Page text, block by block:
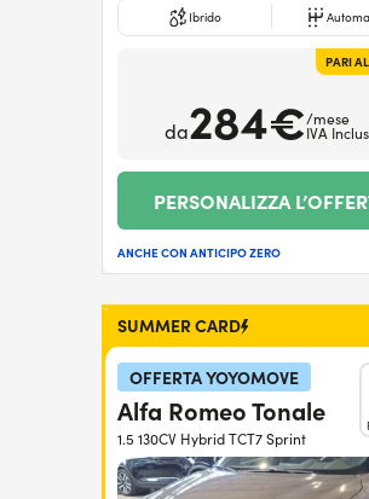
Ibrido
PARI
da284€/mese
IVA
PERSONALIZZA
ANCHE CON ANTICIPO ZERO
SUMMER CARD
OFFERTA YOYOMOVE
Alfa Romeo Tonale
1.5 130CV Hybrid TCT7 Sprint